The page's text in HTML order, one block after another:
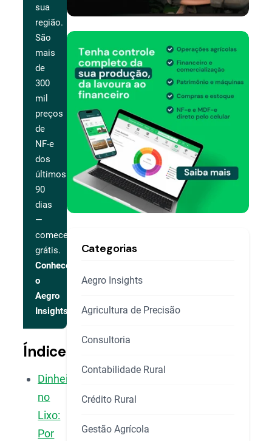
sua
região.
São
mais
de
300
mil
preços
de
NF-e
dos
últimos
90
dias
—
comece
grátis.
Conhecer
o
Aegro
Insights
Índice
Dinheiro
no
Lixo:
Por
Categorias
Aegro Insights
Agricultura de Precisão
Consultoria
Contabilidade Rural
Crédito Rural
Gestão Agrícola